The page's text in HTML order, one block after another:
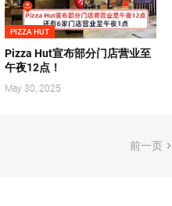
PIZZA HUT
Pizza Hut宣布部分门店营业至
午夜12点！
May 30, 2025
前一页